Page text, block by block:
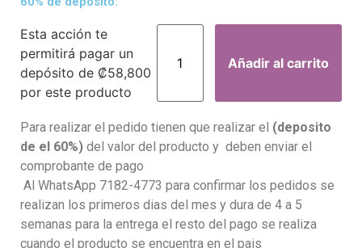
Esta acción te
permitirá pagar un
depósito de ₡58,800
por este producto
Añadir al carrito
Para realizar el pedido tienen que realizar el (deposito
de el 60%) del valor del producto y deben enviar el
comprobante de pago
Al WhatsApp 7182-4773 para confirmar los pedidos se
realizan los primeros dias del mes y dura de 4 a 5
semanas para la entrega el resto del pago se realiza
cuando el producto se encuentra en el pais